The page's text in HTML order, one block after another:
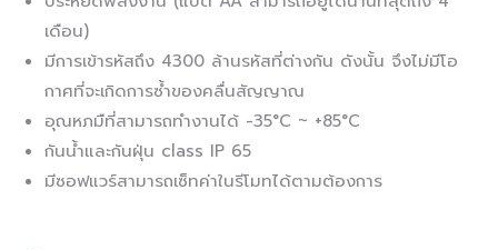
เดือน)
มีการเข้ารหัสถึง 4300 ล้านรหัสที่ต่างกัน ดังนั้น จึงไม่มีโอ
กาศที่จะเกิดการซ้ำของคลื่นสัญญาณ
อุณหภมืที่สามารถทำงานได้ -35°C ~ +85°C
กันน้ำและกันฝุ่น class IP 65
มีซอฟแวร์สามารถเซ็ทค่าในรีโมทได้ตามต้องการ